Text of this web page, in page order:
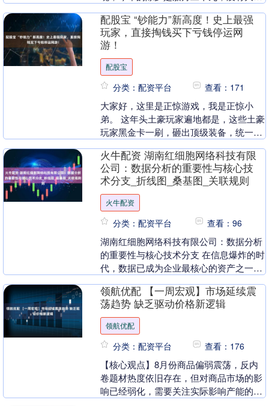
这个“....
配股宝 “钞能力”新高度！史上最强
玩家，直接掏钱买下亏钱停运网
游！
配股宝
分类：配资平台 查看：171
大家好，这里是正惊游戏，我是正惊小
弟。 这年头土豪玩家遍地都是，这些土豪
玩家黑金卡一刷，砸出顶级装备，统一一
本的土豪玩家就把....
火牛配资 湖南红细胞网络科技有限
公司：数据分析的重要性与核心技
术分支_折线图_桑基图_关联规则
火牛配资
分类：配资平台 查看：96
湖南红细胞网络科技有限公司：数据分析
的重要性与核心技术分支 在信息爆炸的时
代，数据已成为企业最核心的资产之一。
数据分析都像一....
领航优配 【一周宏观】市场延续震
荡趋势 缺乏驱动价格新逻辑
领航优配
分类：配资平台 查看：176
【核心观点】8月份商品偏弱震荡，反内
卷题材热度依旧存在，但对商品市场的影
响已经弱化，需要关注实际影响产能的动